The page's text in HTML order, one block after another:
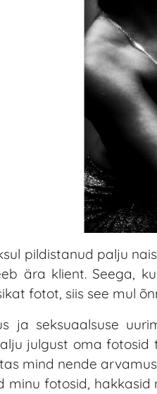
pildistanud palju
ära klient. Seega,
fotot, siis see mul
ja seksuaalsuse
julgust oma
mind nende
minu fotosid, hakkasid